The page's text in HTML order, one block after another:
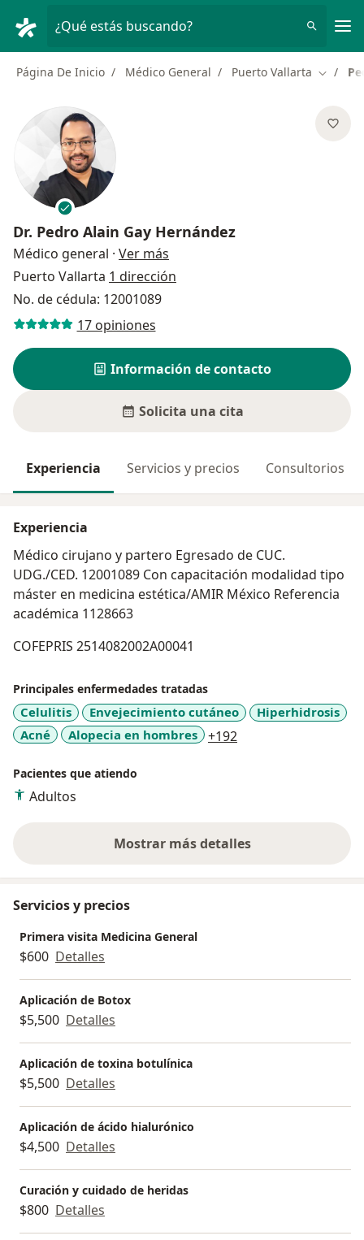
¿Qué estás buscando?
Página De Inicio Médico General Puerto Vallarta
Dr. Pedro Alain Gay Hernández
Médico general · Ver más
Puerto Vallarta 1 dirección
No. de cédula: 12001089
17 opiniones
Información de contacto
Solicita una cita
Experiencia Servicios y precios Consultorios
Experiencia
Médico cirujano y partero Egresado de CUC.
UDG./CED. 12001089 Con capacitación modalidad tipo
máster en medicina estética/AMIR México Referencia
académica 1128663
COFEPRIS 2514082002A00041
Principales enfermedades tratadas
Celulitis Envejecimiento cutáneo
Hiperhidrosis
Acné
Alopecia en hombres +192
Pacientes que atiendo
Adultos
Mostrar más detalles
sobre la experiencia
Servicios y precios
Primera visita Medicina General
$600 Detalles
Aplicación de Botox
$5,500 Detalles
Aplicación de toxina botulínica
$5,500 Detalles
Aplicación de ácido hialurónico
$4,500 Detalles
Curación y cuidado de heridas
$800 Detalles